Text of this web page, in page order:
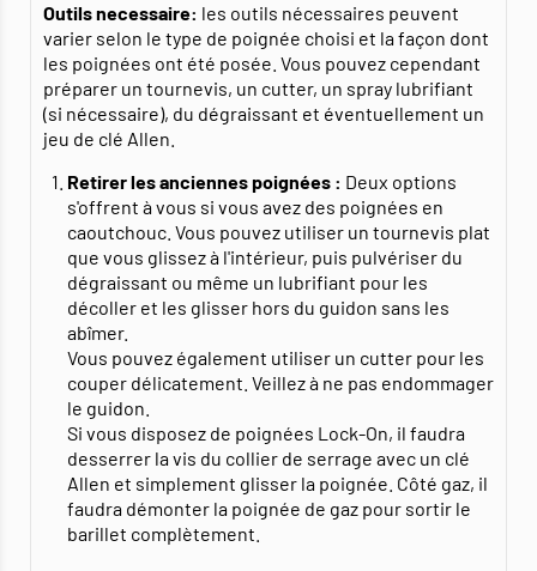
Outils necessaire: les outils nécessaires peuvent
varier selon le type de poignée choisi et la façon dont
les poignées ont été posée. Vous pouvez cependant
préparer un tournevis, un cutter, un spray lubrifiant
(si nécessaire), du dégraissant et éventuellement un
jeu de clé Allen.
Retirer les anciennes poignées : Deux options
s'offrent à vous si vous avez des poignées en
caoutchouc. Vous pouvez utiliser un tournevis plat
que vous glissez à l'intérieur, puis pulvériser du
dégraissant ou même un lubrifiant pour les
décoller et les glisser hors du guidon sans les
abîmer.
Vous pouvez également utiliser un cutter pour les
couper délicatement. Veillez à ne pas endommager
le guidon.
Si vous disposez de poignées Lock-On, il faudra
desserrer la vis du collier de serrage avec un clé
Allen et simplement glisser la poignée. Côté gaz, il
faudra démonter la poignée de gaz pour sortir le
barillet complètement.